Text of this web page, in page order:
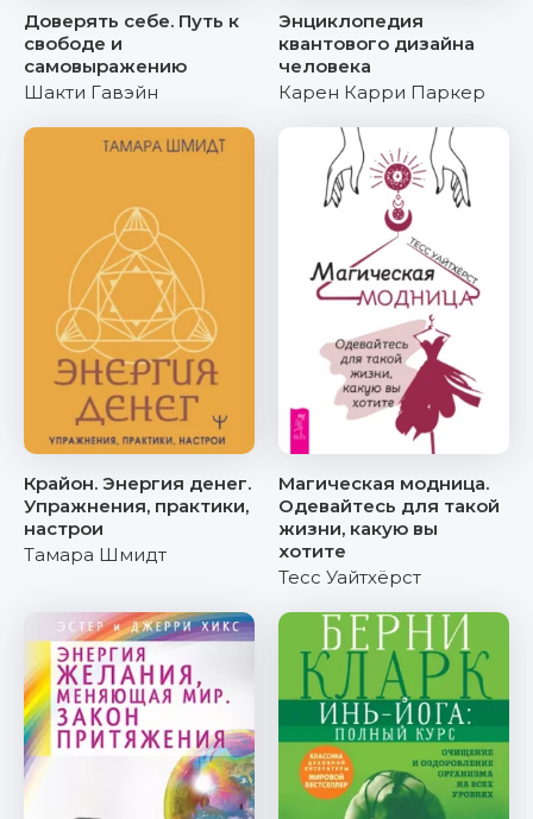
Доверять себе. Путь к
свободе и
самовыражению
Шакти Гавэйн
Энциклопедия
квантового дизайна
человека
Карен Карри Паркер
Крайон. Энергия денег.
Упражнения, практики,
настрои
Тамара Шмидт
Магическая модница.
Одевайтесь для такой
жизни, какую вы
хотите
Тесс Уайтхёрст